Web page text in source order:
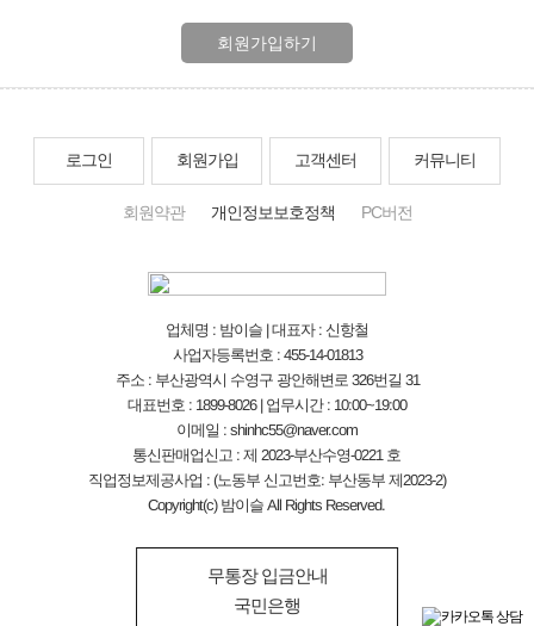
회원가입하기
로그인 회원가입 고객센터 커뮤니티
회원약관 개인정보보호정책 PC버전
업체명 : 밤이슬 | 대표자 : 신항철
사업자등록번호 : 455-14-01813
주소 : 부산광역시 수영구 광안해변로 326번길 31
대표번호 : 1899-8026 | 업무시간 : 10:00~19:00
이메일 : shinhc55@naver.com
통신판매업신고 : 제 2023-부산수영-0221 호
직업정보제공사업 : (노동부 신고번호: 부산동부 제2023-2)
Copyright(c) 밤이슬 All Rights Reserved.
무통장 입금안내
국민은행